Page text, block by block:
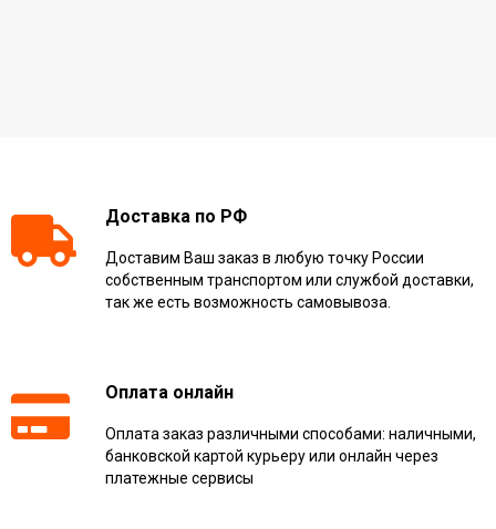
Доставка по РФ
Доставим Ваш заказ в любую точку России
собственным транспортом или службой доставки,
так же есть возможность самовывоза.
Оплата онлайн
Оплата заказ различными способами: наличными,
банковской картой курьеру или онлайн через
платежные сервисы